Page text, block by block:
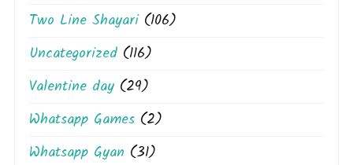
Two Line Shayari(106)
Uncategorized (116)
Valentine day (29)
Whatsapp Games (2)
Whatsapp Gyan (31)